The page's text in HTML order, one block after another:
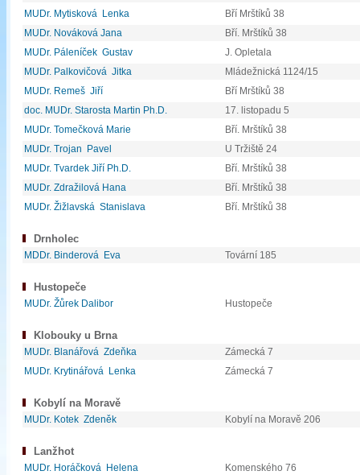
MUDr. Mytisková Lenka
Bří Mrštíků 38
MUDr. Nováková Jana
Bří. Mrštíků 38
MUDr. Páleníček Gustav
J. Opletala
MUDr. Palkovičová Jitka
Mládežnická 1124/15
MUDr. Remeš Jiří
Bří Mrštíků 38
doc. MUDr. Starosta Martin Ph.D.
17. listopadu 5
MUDr. Tomečková Marie
Bří. Mrštíků 38
MUDr. Trojan Pavel
U Tržiště 24
MUDr. Tvardek Jiří Ph.D.
Bří. Mrštíků 38
MUDr. Zdražilová Hana
Bří. Mrštíků 38
MUDr. Žižlavská Stanislava
Bří. Mrštíků 38
Drnholec
MDDr. Binderová Eva Tovární 185
Hustopeče
MUDr. Žůrek Dalibor Hustopeče
Klobouky u Brna
MUDr. Blanářová Zdeňka
Zámecká 7
MUDr. Krytinářová Lenka
Zámecká 7
Kobylí na Moravě
MUDr. Kotek Zdeněk Kobylí na Moravě 206
Lanžhot
MUDr. Horáčková Helena Komenského 76